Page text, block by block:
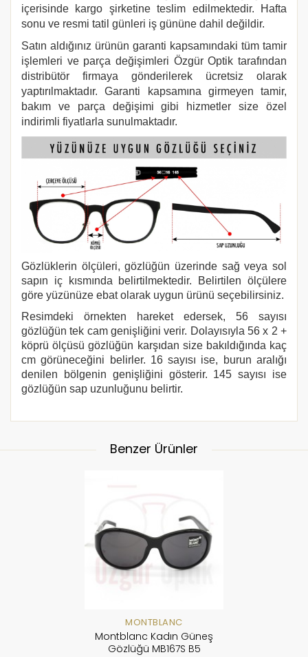
içerisinde kargo şirketine teslim edilmektedir. Hafta
sonu ve resmi tatil günleri iş gününe dahil değildir.
Satın aldığınız ürünün garanti kapsamındaki tüm tamir
işlemleri ve parça değişimleri Özgür Optik tarafından
distribütör firmaya gönderilerek ücretsiz olarak
yaptırılmaktadır. Garanti kapsamına girmeyen tamir,
bakım ve parça değişimi gibi hizmetler size özel
indirimli fiyatlarla sunulmaktadır.
Gözlüklerin ölçüleri, gözlüğün üzerinde sağ veya sol
sapın iç kısmında belirtilmektedir. Belirtilen ölçülere
göre yüzünüze ebat olarak uygun ürünü seçebilirsiniz.
Resimdeki örnekten hareket edersek, 56 sayısı
gözlüğün tek cam genişliğini verir. Dolayısıyla 56 x 2 +
köprü ölçüsü gözlüğün karşıdan size bakıldığında kaç
cm görüneceğini belirler. 16 sayısı ise, burun aralığı
denilen bölgenin genişliğini gösterir. 145 sayısı ise
gözlüğün sap uzunluğunu belirtir.
Benzer Ürünler
MONTBLANC
Montblanc Kadın Güneş
Gözlüğü MB167S B5